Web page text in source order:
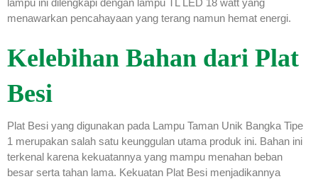
menawarkan pencahayaan yang terang namun hemat energi.
Kelebihan Bahan dari Plat
Besi
Plat Besi yang digunakan pada Lampu Taman Unik Bangka Tipe
1 merupakan salah satu keunggulan utama produk ini. Bahan ini
terkenal karena kekuatannya yang mampu menahan beban
besar serta tahan lama. Kekuatan Plat Besi menjadikannya